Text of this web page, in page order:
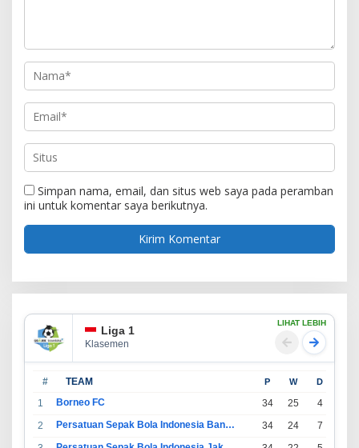
Simpan nama, email, dan situs web saya pada peramban
ini untuk komentar saya berikutnya.
Liga 1
Klasemen
LIHAT LEBIH
# TEAM P W D
1 Borneo FC 34 25 4
2
Persatuan Sepak Bola Indonesia Bandung 34 24 7